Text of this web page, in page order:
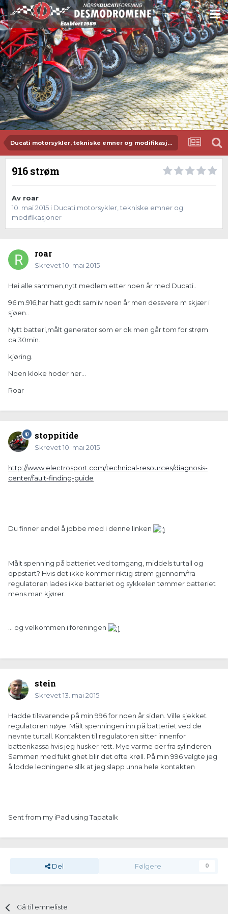
Ducati motorsykler, tekniske emner og modifikasjoner
916 strøm
Av roar
10. mai 2015 i Ducati motorsykler, tekniske emner og
modifikasjoner
roar
Skrevet10. mai 2015
Hei alle sammen,nytt medlem etter noen år med Ducati..
96 m.916,har hatt godt samliv noen år men dessvere m skjær i
sjøen..
Nytt batteri,målt generator som er ok men går tom for strøm
ca.30min.
kjøring.
Noen kloke hoder her...
Roar
stoppitide
Skrevet10. mai 2015
http://www.electrosport.com/technical-resources/diagnosis-
center/fault-finding-guide
Du finner endel å jobbe med i denne linken
Målt spenning på batteriet ved tomgang, middels turtall og
oppstart? Hvis det ikke kommer riktig strøm gjennom/fra
regulatoren lades ikke batteriet og sykkelen tømmer batteriet
mens man kjører.
... og velkommen i foreningen
stein
Skrevet13. mai 2015
Hadde tilsvarende på min 996 for noen år siden. Ville sjekket
regulatoren nøye. Målt spenningen inn på batteriet ved de
nevnte turtall. Kontakten til regulatoren sitter innenfor
batterikassa hvis jeg husker rett. Mye varme der fra sylinderen.
Sammen med fuktighet blir det ofte krøll. På min 996 valgte jeg
å lodde ledningene slik at jeg slapp unna hele kontakten
Sent from my iPad using Tapatalk
Del Følgere 0
Gå til emneliste